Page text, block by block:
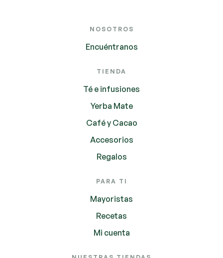
NOSOTROS
Encuéntranos
TIENDA
Té e infusiones
Yerba Mate
Café y Cacao
Accesorios
Regalos
PARA TI
Mayoristas
Recetas
Mi cuenta